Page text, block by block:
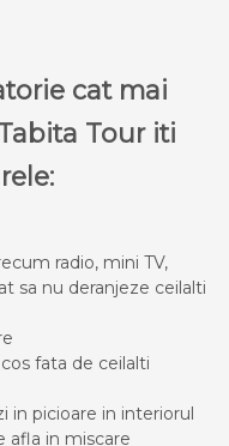
cat mai
Tour iti
radio, mini TV,
sa nu deranjeze ceilalti
fata de ceilalti
in picioare in interiorul
afla in miscare